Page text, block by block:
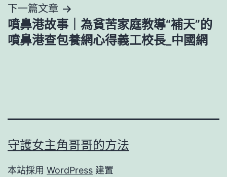
覽
下一篇文章
噴鼻港故事｜為貧苦家庭教導“補天”的
噴鼻港查包養網心得義工校長_中國網
守護女主角哥哥的方法
本站採用 WordPress 建置